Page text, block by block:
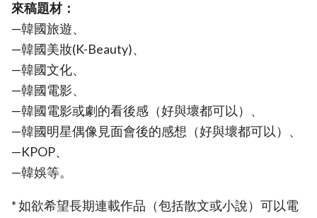
來稿題材：
—韓國旅遊、
—韓國美妝(K-Beauty)、
—韓國文化、
—韓國電影、
—韓國電影或劇的看後感（好與壞都可以）、
—韓國明星偶像見面會後的感想（好與壞都可以）、
—KPOP、
—韓娛等。
* 如欲希望長期連載作品（包括散文或小說）可以電